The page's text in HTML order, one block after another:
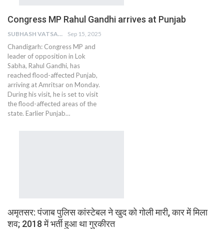
Congress MP Rahul Gandhi arrives at Punjab
SUBHASH VATSAIN Sep 15, 2025
Chandigarh: Congress MP and
leader of opposition in Lok
Sabha, Rahul Gandhi, has
reached flood-affected Punjab,
arriving at Amritsar on Monday.
During his visit, he is set to visit
the flood-affected areas of the
state. Earlier Punjab…
अमृतसर: पंजाब पुलिस कांस्टेबल ने खुद को गोली मारी, कार में मिला
शव; 2018 में भर्ती हुआ था गुरकीरत